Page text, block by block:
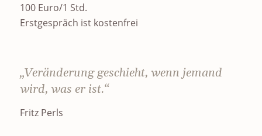
100 Euro/1 Std.
Erstgespräch ist kostenfrei
„Veränderung geschieht, wenn jemand
wird, was er ist.“
Fritz Perls